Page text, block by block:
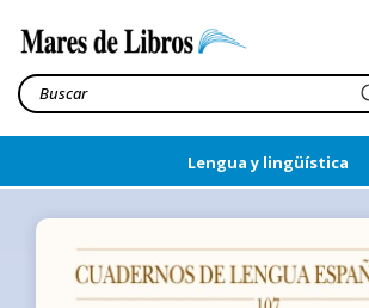
Lengua y lingüística